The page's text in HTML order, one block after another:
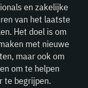
en zakelijke
van het laatste
Het doel is om
met nieuwe
maar ook om
om te helpen
te begrijpen.